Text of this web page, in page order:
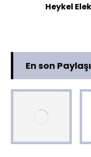
Heykel
En son